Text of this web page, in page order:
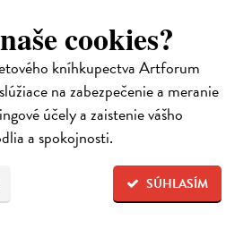
cookies?
kníhkupectva Artforum
na zabezpečenie a meranie
účely a zaistenie vášho
a spokojnosti.
SÚHLASÍM
kniha